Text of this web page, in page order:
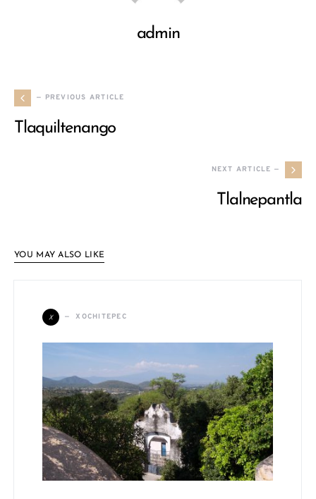
admin
— PREVIOUS ARTICLE
Tlaquiltenango
NEXT ARTICLE —
Tlalnepantla
YOU MAY ALSO LIKE
X XOCHITEPEC